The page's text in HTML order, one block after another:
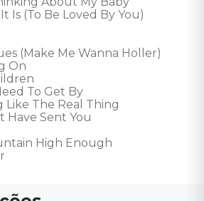
Is (To Be Loved By You)
(Make Me Wanna Holler)
On
To Get By
Like The Real Thing
Have Sent You
High Enough